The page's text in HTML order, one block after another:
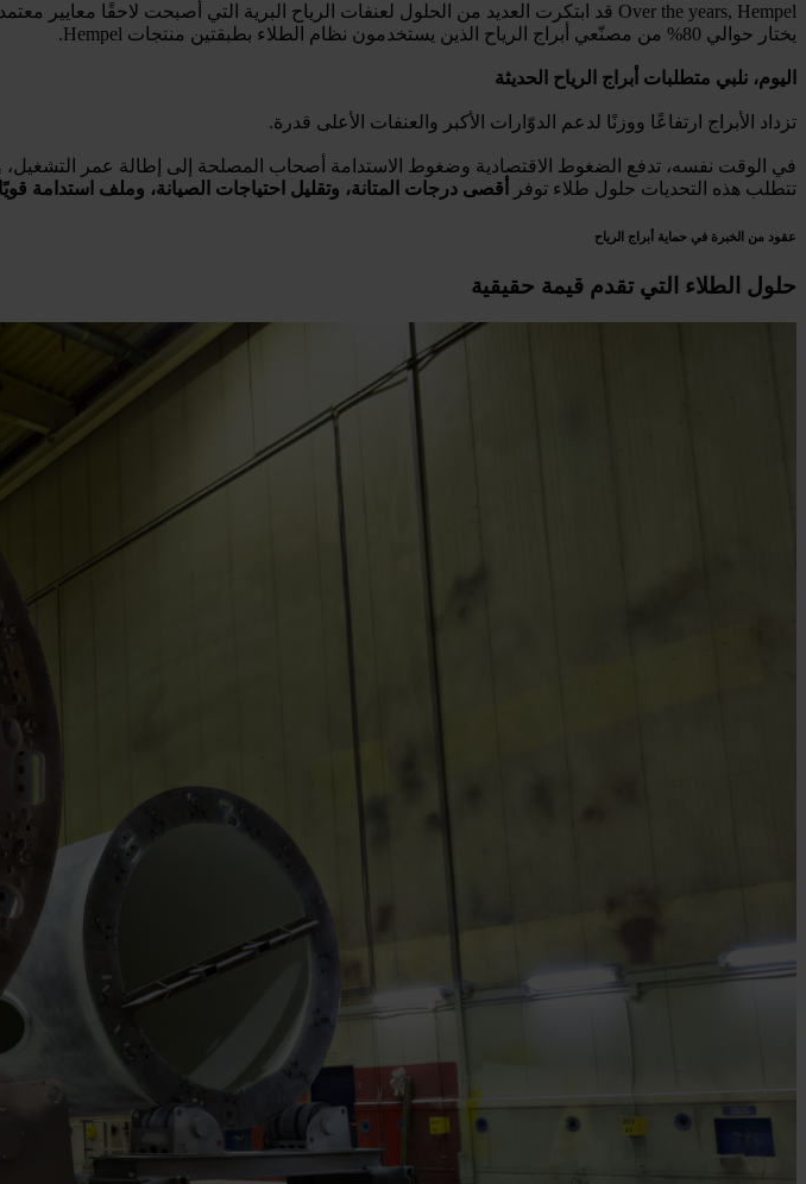
يختار حوالي 80% من مصنّعي أبراج الرياح الذين يستخدمون نظام الطلاء بطبقتين منتجات Hempel.
اليوم، نلبي متطلبات أبراج الرياح الحديثة
تزداد الأبراج ارتفاعًا ووزنًا لدعم الدوّارات الأكبر والعنفات الأعلى قدرة.
تتطلب هذه التحديات حلول طلاء توفر
أقصى درجات المتانة، وتقليل احتياجات الصيانة، وملف استدامة قويًا
عقود من الخبرة في حماية أبراج الرياح
حلول الطلاء التي تقدم قيمة حقيقية